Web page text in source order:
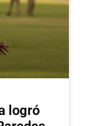
logró